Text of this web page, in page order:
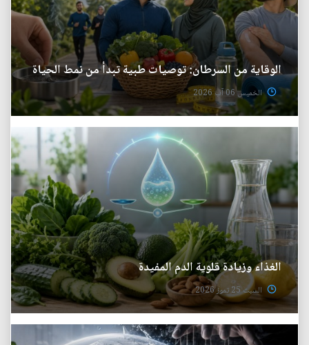
الوقاية من السرطان: توصيات طبية تبدأ من نمط الحياة
الخميس 06 آب 2026
الغذاء وزيادة قلوية الدم المفيدة
السبت 25 تموز 2026